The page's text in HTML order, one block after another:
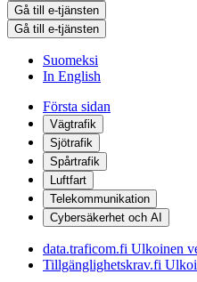
Gå till e-tjänsten
Gå till e-tjänsten
Suomeksi
In English
Första sidan
Vägtrafik
Sjötrafik
Spårtrafik
Luftfart
Telekommunikation
Cybersäkerhet och AI
data.traficom.fi Ulkoinen
Tillgänglighetskrav.fi